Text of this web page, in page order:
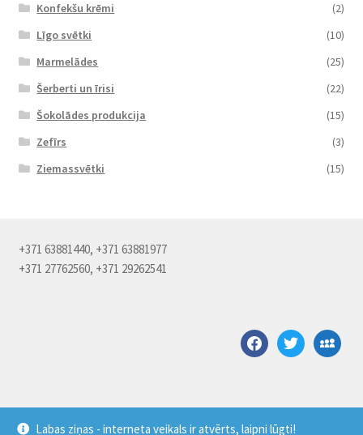
Labas ziņas - interneta veikals ir atvērts, laipni lūgti!
Konfekšu krēmi
(2)
Līgo svētki
(10)
Marmelādes
(25)
Šerberti un īrisi
(22)
Šokolādes produkcija
(15)
Zefīrs
(3)
Ziemassvētki
(15)
+371 63881440, +371 63881977
+371 27762560, +371 29262541
facebooktwittermyspace